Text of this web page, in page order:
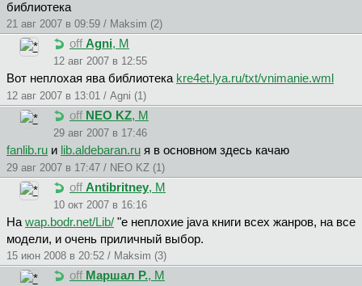
библиотека
21 авг 2007 в 09:59 / Maksim (2)
off Agni, М
12 авг 2007 в 12:55
Вот неплохая ява библиотека kre4et.lya.ru/txt/vnimanie.wml
12 авг 2007 в 13:01 / Agni (1)
off NEO KZ, М
29 авг 2007 в 17:46
fanlib.ru и lib.aldebaran.ru я в основном здесь качаю
29 авг 2007 в 17:47 / NEO KZ (1)
off Antibritney, М
10 окт 2007 в 16:16
Наwap.bodr.net/Lib/ "e неплохие jаvа книги всех жанров, на все
модели, и очень приличный выбор.
15 июн 2008 в 20:52 / Maksim (3)
off Mapшaл P., М